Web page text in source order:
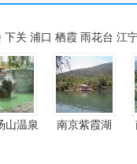
下关 浦口 栖霞 雨花台 江
山温泉 南京紫霞湖